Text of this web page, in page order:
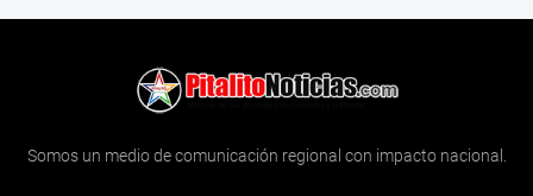
Somos un medio de comunicación regional con impacto nacional.